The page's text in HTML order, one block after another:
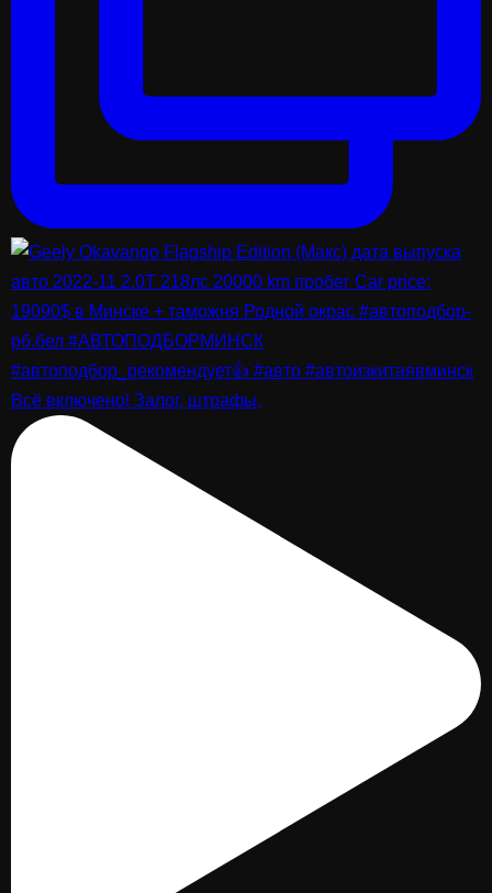
Всё включено! Залог, штрафы,